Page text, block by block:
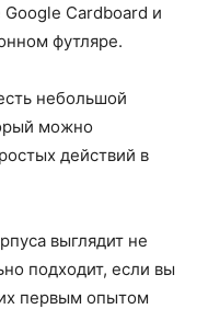
Google Cardboard и
футляре.
небольшой
можно
действий в
выглядит не
подходит, если вы
первым опытом